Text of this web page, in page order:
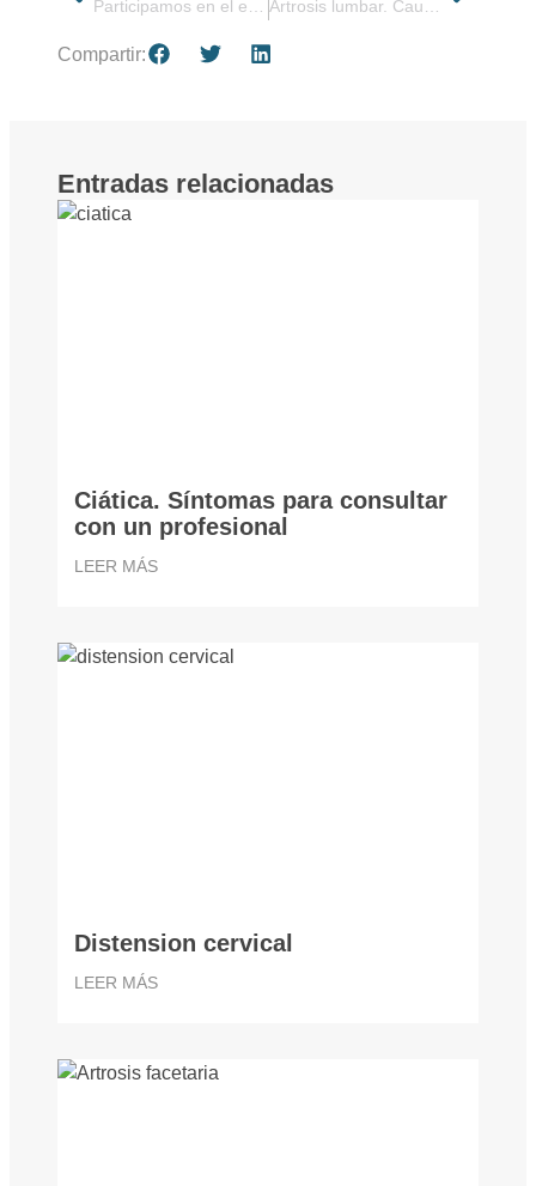
Compartir:
Entradas relacionadas
Ciática. Síntomas para consultar
con un profesional
LEER MÁS
Distension cervical
LEER MÁS